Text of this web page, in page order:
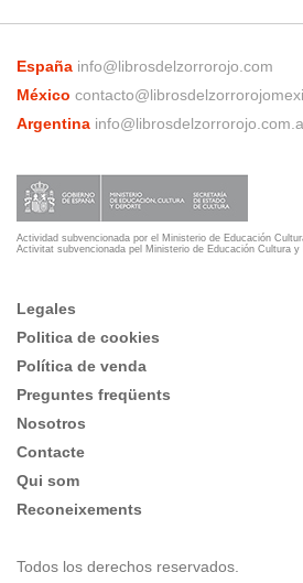
España info@librosdelzorrorojo.com
México
Argentina
Actividad subvencionada por el Ministerio de Educación
Activitat subvencionada pel Ministerio de Educación Cultura y
Legales
Politica de cookies
Política de venda
Preguntes freqüents
Nosotros
Contacte
Qui som
Reconeixements
Todos los derechos reservados.